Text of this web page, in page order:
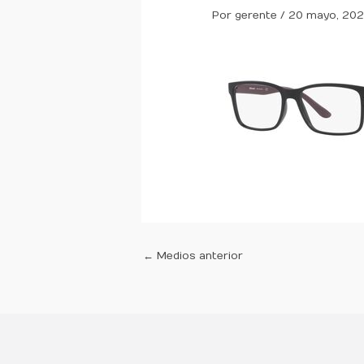
Por gerente / 20 mayo,
← Medios anterior